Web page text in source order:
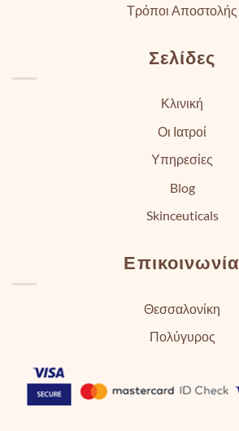
Τρόποι Αποστολής
Σελίδες
Κλινική
Οι Ιατροί
Υπηρεσίες
Blog
Skinceuticals
Επικοινωνία
Θεσσαλονίκη
Πολύγυρος